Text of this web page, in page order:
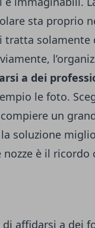
sta proprio
solamente
a dei
le foto.
un
soluzione
è il
affidarsi a dei